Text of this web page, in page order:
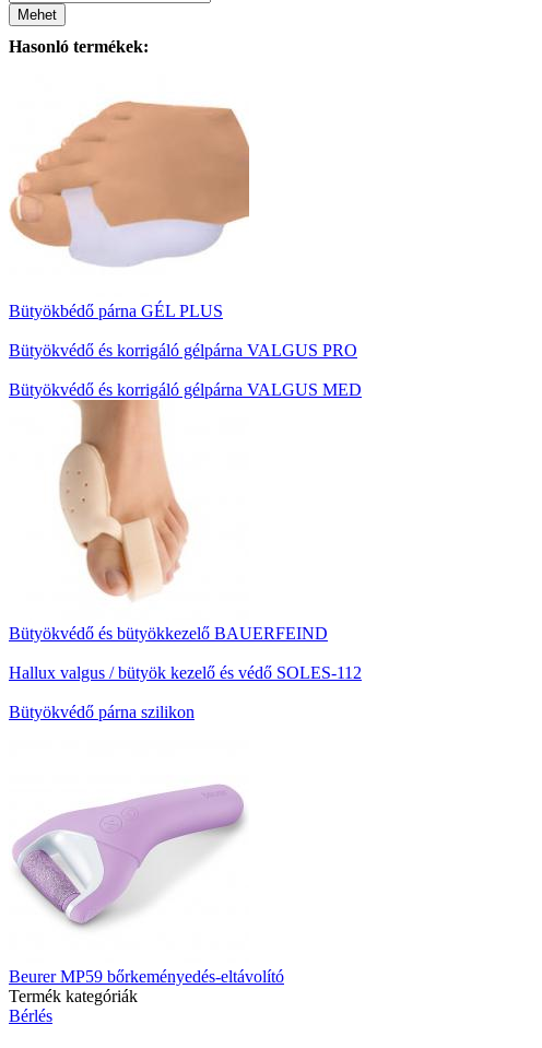
Mehet
Hasonló termékek:
Bütyökbédő párna GÉL PLUS
Bütyökvédő és korrigáló gélpárna VALGUS PRO
Bütyökvédő és korrigáló gélpárna VALGUS MED
Bütyökvédő és bütyökkezelő BAUERFEIND
Hallux valgus / bütyök kezelő és védő SOLES-112
Bütyökvédő párna szilikon
Beurer MP59 bőrkeményedés-eltávolító
Termék kategóriák
Bérlés